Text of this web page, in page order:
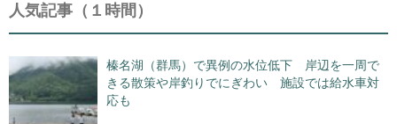
人気記事（１時間）
榛名湖（群馬）で異例の水位低下 岸辺を一周で
きる散策や岸釣りでにぎわい 施設では給水車対
応も